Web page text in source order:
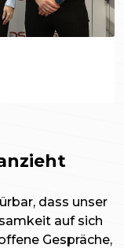
dass unser
auf sich
Gespräche,